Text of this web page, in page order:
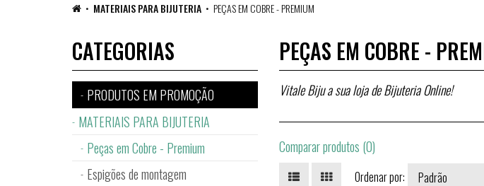
MATERIAIS PARA BIJUTERIA PEÇAS EM COBRE - PREMIUM
PEÇAS EM COBRE -
Vitale Biju a sua loja de Bijuteria Online!
Comparar produtos (0)
Ordenar por:
CATEGORIAS
PRODUTOS EM PROMOÇÃO
MATERIAIS PARA BIJUTERIA
Peças em Cobre - Premium
Espigões de montagem